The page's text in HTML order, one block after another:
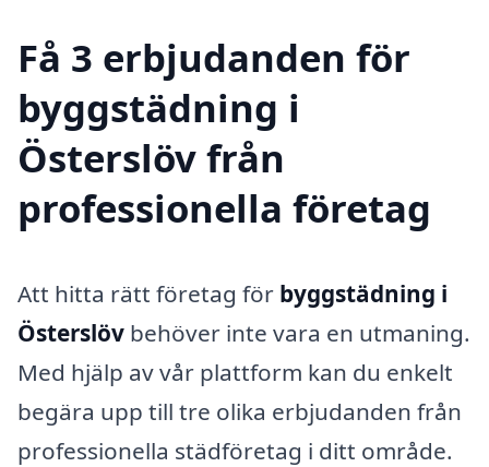
Få 3 erbjudanden för
byggstädning i
Österslöv från
professionella företag
Att hitta rätt företag för byggstädning i
Österslöv behöver inte vara en utmaning.
Med hjälp av vår plattform kan du enkelt
begära upp till tre olika erbjudanden från
professionella städföretag i ditt område.